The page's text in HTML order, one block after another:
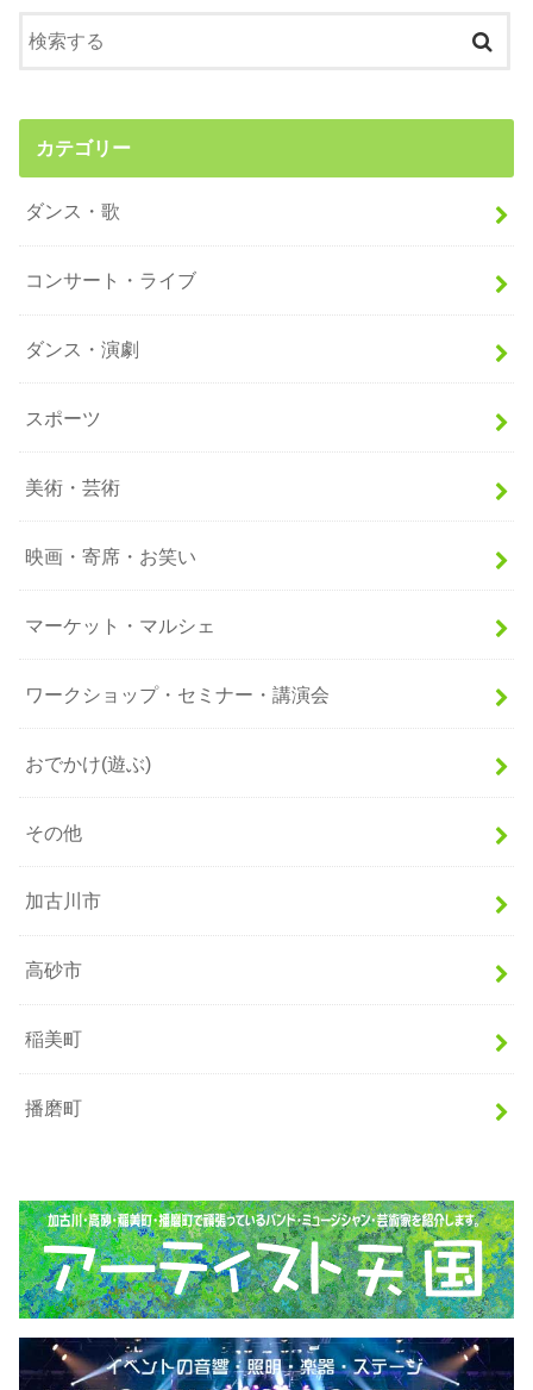
カテゴリー
ダンス・歌
コンサート・ライブ
ダンス・演劇
スポーツ
美術・芸術
映画・寄席・お笑い
マーケット・マルシェ
ワークショップ・セミナー・講演会
おでかけ(遊ぶ)
その他
加古川市
高砂市
稲美町
播磨町